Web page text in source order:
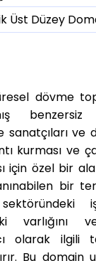
Üst Düzey
dövme
ve
kurması ve
için özel bir
bir
varlığını
olarak ilgili
Bu domain